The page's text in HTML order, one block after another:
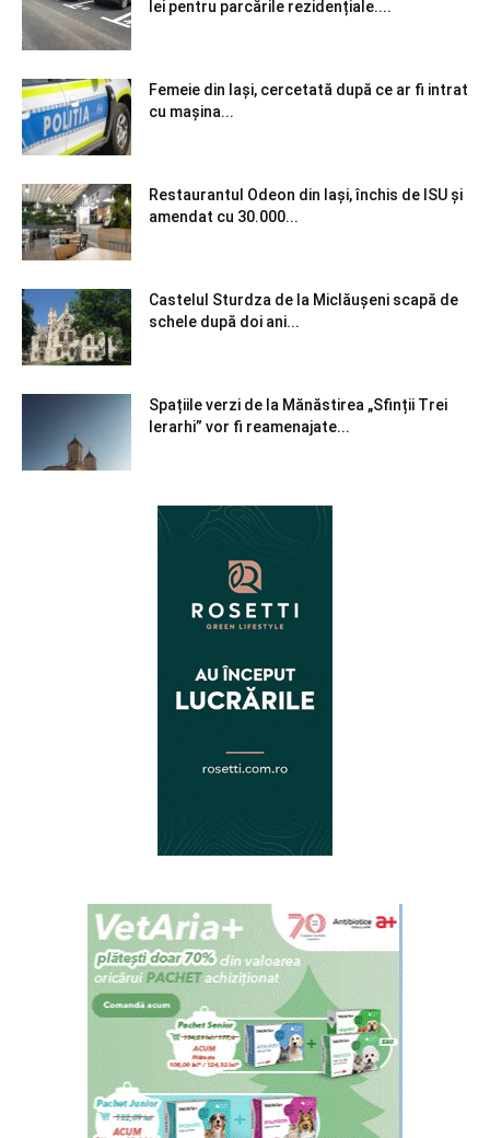
lei pentru parcările rezidențiale....
Femeie din Iași, cercetată după ce ar fi intrat
cu mașina...
Restaurantul Odeon din Iași, închis de ISU și
amendat cu 30.000...
Castelul Sturdza de la Miclăușeni scapă de
schele după doi ani...
Spațiile verzi de la Mănăstirea „Sfinții Trei
Ierarhi” vor fi reamenajate...